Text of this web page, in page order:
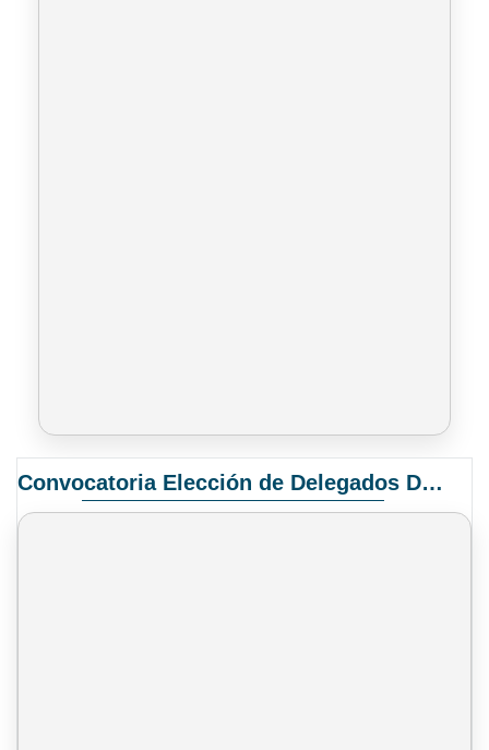
Convocatoria Elección de Delegados Docentes para el XIV Congreso Nacional de Universidades